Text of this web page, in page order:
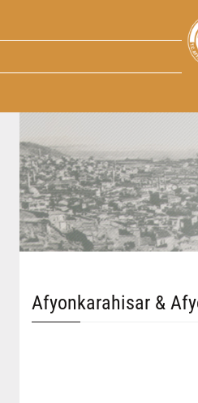
Afyonkarahisar &